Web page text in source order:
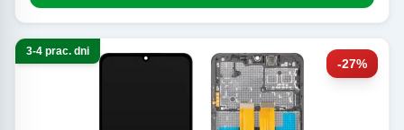
-27%
3-4 prac. dni